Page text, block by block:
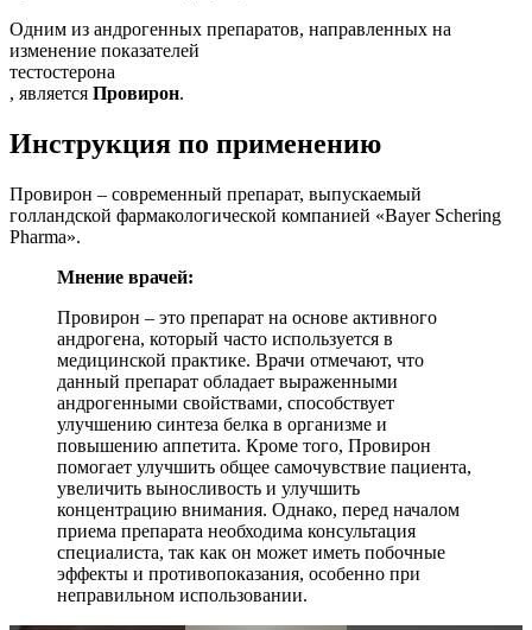
Одним из андрогенных препаратов, направленных на
изменение показателей
тестостерона
, является Провирон.
Инструкция по применению
Провирон – современный препарат, выпускаемый
голландской фармакологической компанией «Bayer Schering
Pharma».
Мнение врачей:
Провирон – это препарат на основе активного
андрогена, который часто используется в
медицинской практике. Врачи отмечают, что
данный препарат обладает выраженными
андрогенными свойствами, способствует
улучшению синтеза белка в организме и
повышению аппетита. Кроме того, Провирон
помогает улучшить общее самочувствие пациента,
увеличить выносливость и улучшить
концентрацию внимания. Однако, перед началом
приема препарата необходима консультация
специалиста, так как он может иметь побочные
эффекты и противопоказания, особенно при
неправильном использовании.